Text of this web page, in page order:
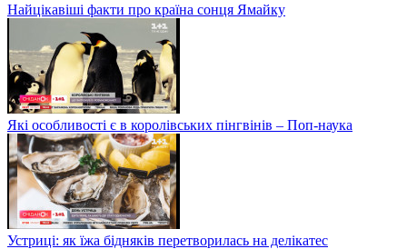
Найцікавіші факти про країна сонця Ямайку
Які особливості є в королівських пінгвінів – Поп-наука
Устриці: як їжа бідняків перетворилась на делікатес